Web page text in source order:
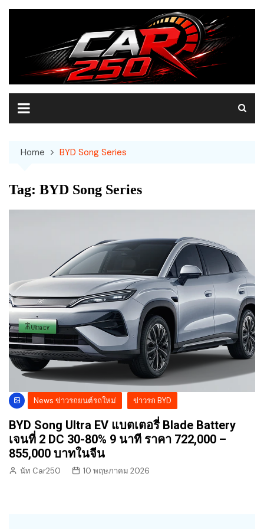
Skip
Home BYD Song Series
Tag: BYD Song Series
News ข่าวรถยนต์รถใหม่ ข่าวรถ BYD
BYD Song Ultra EV แบตเตอรี่ Blade Battery
เจนที่ 2 DC 30-80% 9 นาที ราคา 722,000 –
855,000 บาทในจีน
นัท Car250 10 พฤษภาคม 2026